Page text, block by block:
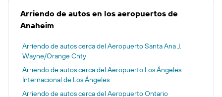
Arriendo de autos en los aeropuertos de
Anaheim
Arriendo de autos cerca del Aeropuerto Santa Ana J.
Wayne/Orange Cnty
Arriendo de autos cerca del Aeropuerto Los Ángeles
Internacional de Los Ángeles
Arriendo de autos cerca del Aeropuerto Ontario